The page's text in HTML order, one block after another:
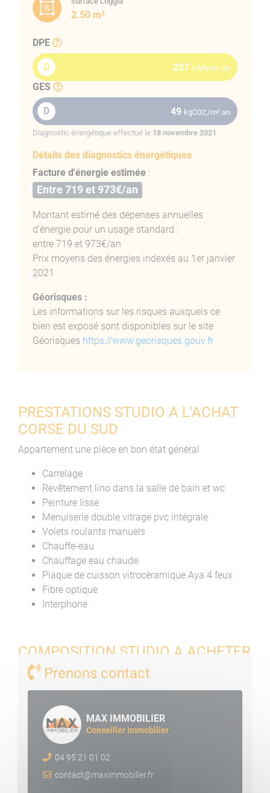
2.50 m²
DPE
D 237 kWh/m².an
GES
D 49 kgC02;/m².an
Diagnostic énergétique effectué le 18 novembre 2021
Détails des diagnostics énergétiques
Facture d'énergie estimée :
Entre 719 et 973€/an
Montant estimé des dépenses annuelles
d'énergie pour un usage standard :
entre 719 et 973€/an
Prix moyens des énergies indexés au 1er janvier
2021
Géorisques :
Les informations sur les risques auxquels ce
bien est exposé sont disponibles sur le site
Géorisques https://www.georisques.gouv.fr
PRESTATIONS STUDIO A L'ACHAT
CORSE DU SUD
Appartement une pièce en bon état général
Carrelage
Revêtement lino dans la salle de bain et wc
Peinture lisse
Menuiserie double vitrage pvc intégrale
Volets roulants manuels
Chauffe-eau
Chauffage eau chaude
Plaque de cuisson vitrocéramique Aya 4 feux
Fibre optique
Interphone
COMPOSITION STUDIO A ACHETER
AJACCIO
Surface totale : 31.70 m²
Entrée : 3,45 m²
Salle de Bains : 2,75 m²
Toilettes : 1,70 m²
Cuisine : 3,60 m²
Placard : 1,80 m²
Prenons contact
MAX IMMOBILIER
Conseiller Immobilier
04 95 21 01 02
contact@maximmobilier.fr